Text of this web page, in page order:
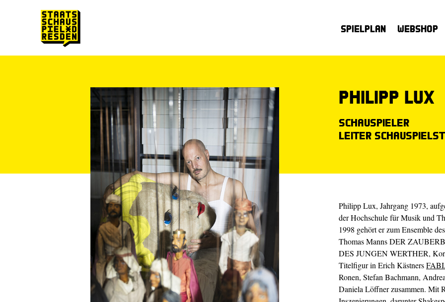
Spielplan Webshop
Philipp Lux
Schauspieler
Leiter
Philipp Lux, Jahrgang 1973,
der Hochschule für Musik und
1998 gehört er zum Ensemble
Thomas Manns DER
DES JUNGEN WERTHER,
Titelfigur in Erich Kästners
Ronen, Stefan Bachmann,
Daniela Löffner zusammen. Mit